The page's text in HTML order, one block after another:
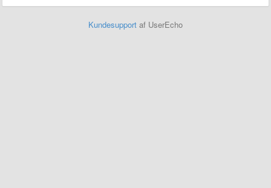
Kundesupport af UserEcho